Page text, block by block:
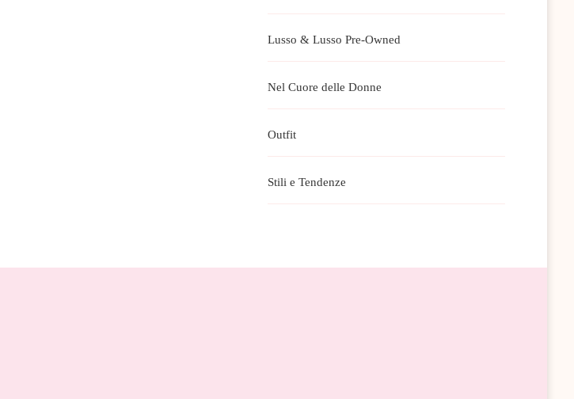
Lusso & Lusso Pre-Owned
Nel Cuore delle Donne
Outfit
Stili e Tendenze